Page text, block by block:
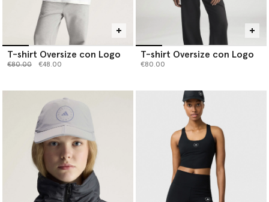
T-shirt Oversize con Logo
Prezzo ridotto da
€80.00a €48.00
T-shirt Oversize con Logo
€80.00